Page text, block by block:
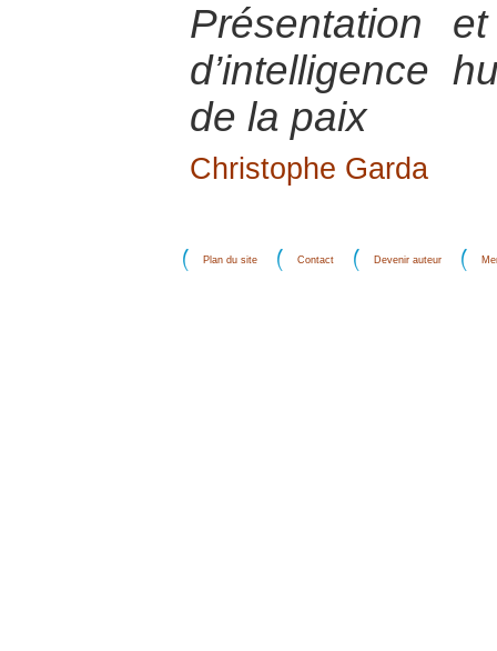
Présentation
d’intelligence
de la paix
Christophe Garda
Plan du site Contact Devenir auteur